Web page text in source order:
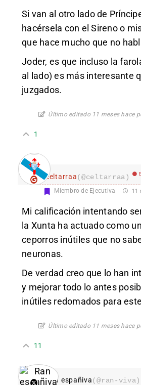
Si van al otro lado de
hacérsela con el Sireno o
que hace mucho que no
Joder, es que incluso la
al lado) es más interesante
juzgados.
Último editado 11 meses hace
1
celtarraa(@celtarraa)
Miembro de Ejecutiva 11
Mi calificación intentando
la Xunta ha actuado como
ceporros inútiles que no
neuronas.
De verdad creo que lo han
y mejorar todo lo antes
inútiles redomados para
Último editado 11 meses hace
11
Ran españiva(@ran-viva)